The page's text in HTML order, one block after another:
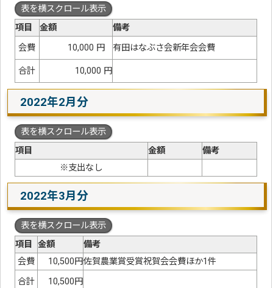
表を横スクロール表示
項目
金額
備考
会費
10,000 円 有田はなぶさ会新年会会費
合計 10,000 円
2022年2月分
表を横スクロール表示
項目
金額
備考
※支出なし
2022年3月分
表を横スクロール表示
項目
金額
備考
会費
10,500円佐賀農業賞受賞祝賀会会費ほか1件
合計
10,500円